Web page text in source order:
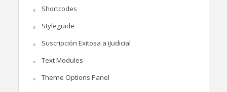
Shortcodes
Styleguide
Suscripción Exitosa a iJudicial
Text Modules
Theme Options Panel